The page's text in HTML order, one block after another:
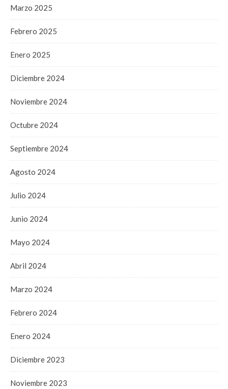
Marzo 2025
Febrero 2025
Enero 2025
Diciembre 2024
Noviembre 2024
Octubre 2024
Septiembre 2024
Agosto 2024
Julio 2024
Junio 2024
Mayo 2024
Abril 2024
Marzo 2024
Febrero 2024
Enero 2024
Diciembre 2023
Noviembre 2023